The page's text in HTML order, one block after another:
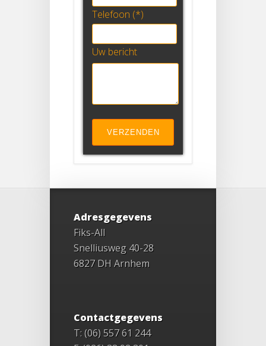
Telefoon (*)
Uw bericht
Adresgegevens
Fiks-All
Snelliusweg 40-28
6827 DH Arnhem
Contactgegevens
T: (06) 557 61 244